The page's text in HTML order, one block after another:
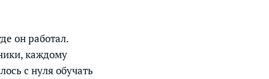
он работал.
каждому
с нуля обучать